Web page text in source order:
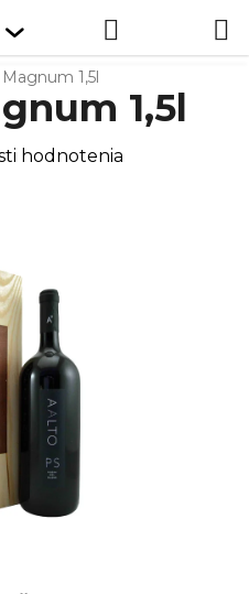
1,5l
1,5l
hodnotenia